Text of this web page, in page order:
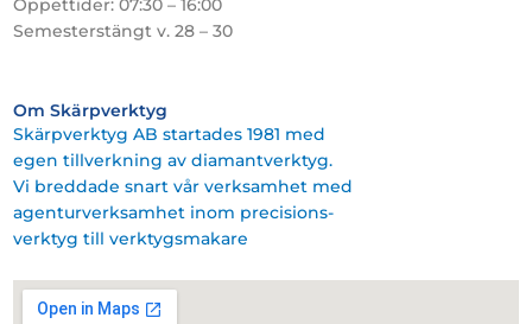
Öppettider: 07:30 – 16:00
Semesterstängt v. 28 – 30
Om Skärpverktyg
Skärpverktyg AB startades 1981 med
egen tillverkning av diamantverktyg.
Vi breddade snart vår verksamhet med
agenturverksamhet inom precisions-
verktyg till verktygsmakare